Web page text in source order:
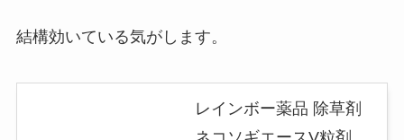
結構効いている気がします。
レインボー薬品 除草剤